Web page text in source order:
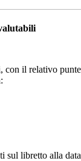
con il relativo
sul libretto alla